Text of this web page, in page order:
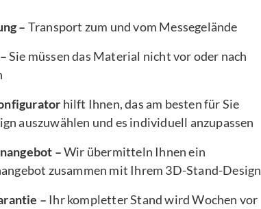
– Transport zum und vom Messegelände
Sie müssen das Material nicht vor oder nach
hilft Ihnen, das am besten für Sie
auszuwählen und es individuell anzupassen
–Wir übermitteln Ihnen ein
zusammen mit Ihrem 3D-Stand-Design
– Ihr kompletter Stand wird Wochen vor